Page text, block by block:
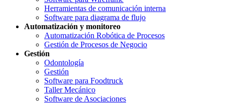
Herramientas de comunicación interna
Software para diagrama de flujo
Automatización y monitoreo
Automatización Robótica de Procesos
Gestión de Procesos de Negocio
Gestión
Odontología
Gestión
Software para Foodtruck
Taller Mecánico
Software de Asociaciones